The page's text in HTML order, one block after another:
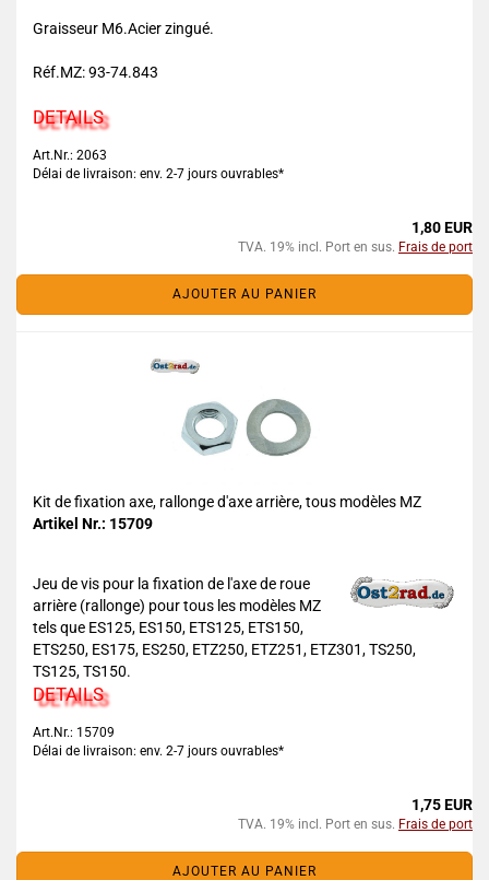
Graisseur M6.Acier zingué.
Réf.MZ: 93-74.843
DETAILS
Art.Nr.: 2063
Délai de livraison: env. 2-7 jours ouvrables*
1,80 EUR
TVA. 19% incl. Port en sus. Frais de port
AJOUTER AU PANIER
Kit de fixation axe, rallonge d'axe arrière, tous modèles MZ
Artikel Nr.: 15709
Jeu de vis pour la fixation de l'axe de roue
arrière (rallonge) pour tous les modèles MZ
tels que ES125, ES150, ETS125, ETS150,
ETS250, ES175, ES250, ETZ250, ETZ251, ETZ301, TS250,
TS125, TS150.
DETAILS
Art.Nr.: 15709
Délai de livraison: env. 2-7 jours ouvrables*
1,75 EUR
TVA. 19% incl. Port en sus. Frais de port
AJOUTER AU PANIER